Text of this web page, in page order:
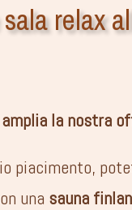
relax
amplia la nostra
piacimento,
una sauna